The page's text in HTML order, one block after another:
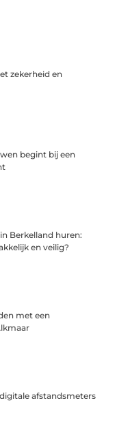
zekerheid en
begint bij een
Berkelland huren:
en veilig?
met een
afstandsmeters